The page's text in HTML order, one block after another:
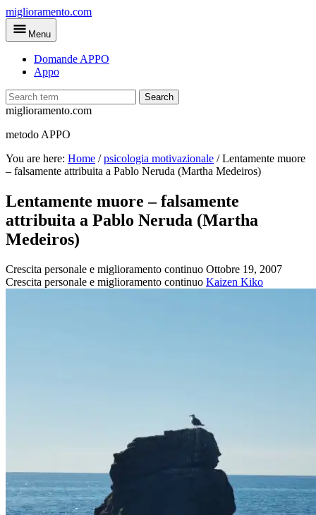
Skip
to
main
miglioramento.com
Menu
Domande APPO
Appo
Search
miglioramento.com
metodo APPO
You are here: Home /psicologia motivazionale /Lentamente muore
– falsamente attribuita a Pablo Neruda (Martha Medeiros)
Lentamente muore – falsamente
attribuita a Pablo Neruda (Martha
Medeiros)
Crescita personale e miglioramento continuo Ottobre 19, 2007
Crescita personale e miglioramento continuo Kaizen Kiko